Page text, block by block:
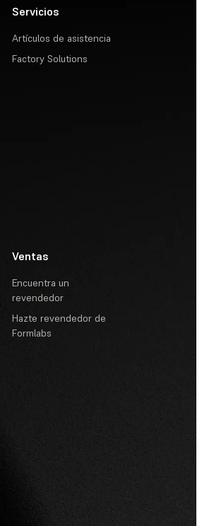
Servicios
Artículos de asistencia
Factory Solutions
Ventas
Encuentra un
revendedor
Hazte revendedor de
Formlabs